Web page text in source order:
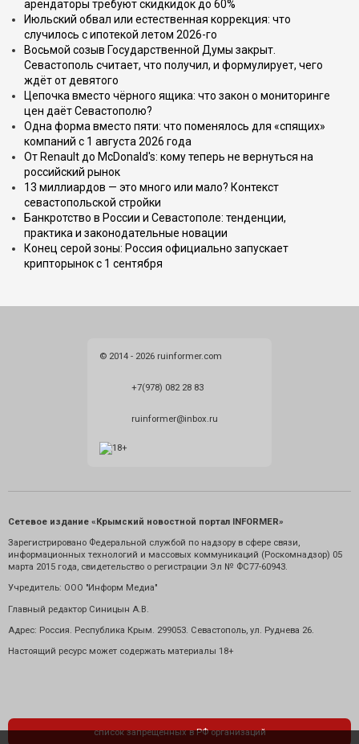
арендаторы требуют скидкидок до 60%
Июльский обвал или естественная коррекция: что
случилось с ипотекой летом 2026-го
Восьмой созыв Государственной Думы закрыт.
Севастополь считает, что получил, и формулирует, чего
ждёт от девятого
Цепочка вместо чёрного ящика: что закон о мониторинге
цен даёт Севастополю?
Одна форма вместо пяти: что поменялось для «спящих»
компаний с 1 августа 2026 года
От Renault до McDonald's: кому теперь не вернуться на
российский рынок
13 миллиардов — это много или мало? Контекст
севастопольской стройки
Банкротство в России и Севастополе: тенденции,
практика и законодательные новации
Конец серой зоны: Россия официально запускает
крипторынок с 1 сентября
© 2014 - 2026 ruinformer.com
+7(978) 082 28 83
ruinformer@inbox.ru
Сетевое издание «Крымский новостной портал INFORMER»
Зарегистрировано Федеральной службой по надзору в сфере связи,
информационных технологий и массовых коммуникаций (Роскомнадзор) 05
марта 2015 года, свидетельство о регистрации Эл № ФС77-60943.
Учредитель: ООО "Информ Медиа"
Главный редактор Синицын А.В.
Адрес: Россия. Республика Крым. 299053. Севастополь, ул. Руднева 26.
Настоящий ресурс может содержать материалы 18+
список запрещенных в РФ организаций